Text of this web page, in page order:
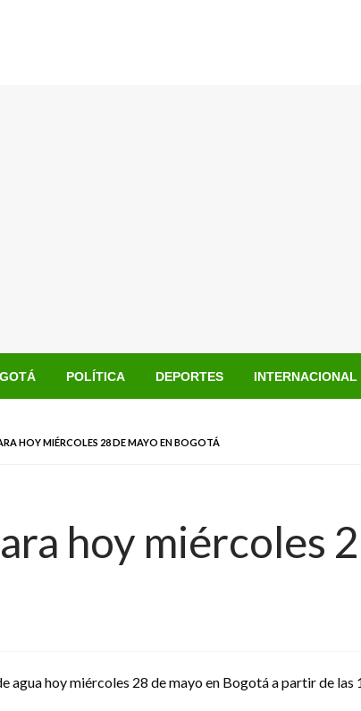
POLÍTICA DEPORTES INTERNACIONAL
HOY MIÉRCOLES 28 DE MAYO EN BOGOTÁ
hoy miércoles
agua hoy miércoles 28 de mayo en Bogotá a partir de las